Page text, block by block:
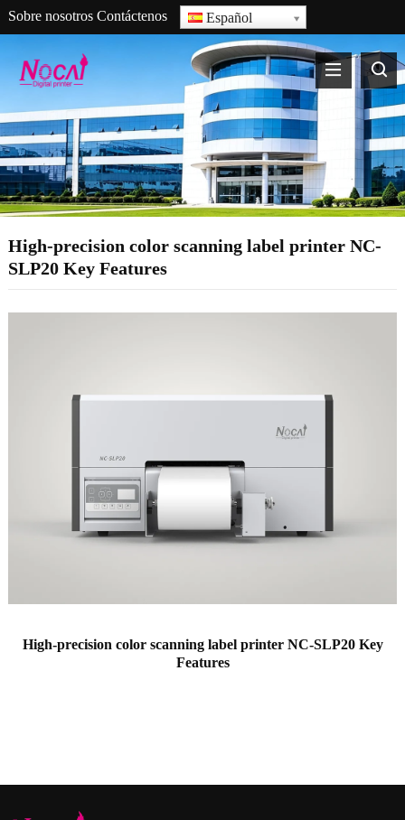
Sobre nosotros Contáctenos Español
High-precision color scanning label printer NC-
SLP20 Key Features
High-precision color scanning label printer NC-SLP20 Key
Features